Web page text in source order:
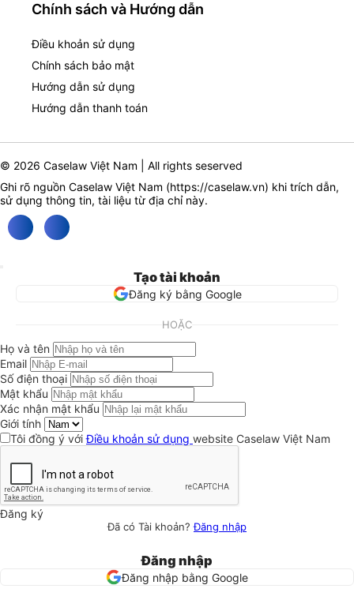
Chính sách và Hướng dẫn
Điều khoản sử dụng
Chính sách bảo mật
Hướng dẫn sử dụng
Hướng dẫn thanh toán
© 2026 Caselaw Việt Nam | All rights seserved
Ghi rõ nguồn Caselaw Việt Nam (https://caselaw.vn) khi trích dẫn,
sử dụng thông tin, tài liệu từ địa chỉ này.
Tạo tài khoản
Đăng ký bằng Google
HOẶC
Họ và tên
Email
Số điện thoại
Mật khẩu
Xác nhận mật khẩu
Giới tính
Tôi đồng ý vớiĐiều khoản sử dụng website Caselaw Việt Nam
Đăng ký
Đã có Tài khoản?Đăng nhập
Đăng nhập
Đăng nhập bằng Google